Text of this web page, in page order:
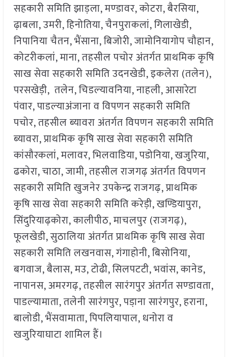
सहकारी समिति झाड़ला, मण्‍डावर, कोटरा, बैरसिया,
ढ़ाबला, उमरी, हिनोतिया, चैनपुराकलां, गिलाखेडी,
निपानिया चैतन, भैंसाना, बिजोरी, जामोनियागोप चौहान,
कोटरीकलां, माना, तहसील पचोर अंतर्गत प्राथमिक कृषि
साख सेवा सहकारी समिति उदनखेडी, इकलेरा (तलेन),
परसखेड़ी, तलेन, चिडल्‍यावनिया, नाहली, आसारेटा
पंवार, पाडल्‍याअंजाना व विपणन सहकारी समिति
पचोर, तहसील ब्‍यावरा अंतर्गत विपणन सहकारी समिति
ब्‍यावरा, प्राथमिक कृषि साख सेवा सहकारी समिति
कांसौरकलां, मलावर, भिलवाडिया, पडोनिया, खजुरिया,
ढकोरा, चाठा, जामी, तहसील राजगढ़ अंतर्गत विपणन
सहकारी समिति खुजनेर उपकेन्‍द्र राजगढ़, प्राथमिक
कृषि साख सेवा सहकारी समिति करेड़ी, खण्डियापुरा,
सिंदुरियाढ़कोरा, कालीपीठ, माचलपुर (राजगढ़),
फूलखेडी, सुठालिया अंतर्गत प्राथमिक कृषि साख सेवा
सहकारी समिति लखनवास, गंगाहोनी, बिसोनिया,
बगवाज, बैलास, मउ, टोढी, सिलपटटी, भवांस, कानेड,
नापानस, अमरगढ़, तहसील सारंगपुर अंतर्गत सण्‍डावता,
पाडल्‍यामाता, तलेनी सारंगपुर, पडा़ना सारंगपुर, हराना,
बालोडी, भैंसवामाता, पिपलियापाल, धनोरा व
खजुरियाघाटा शामिल हैं।